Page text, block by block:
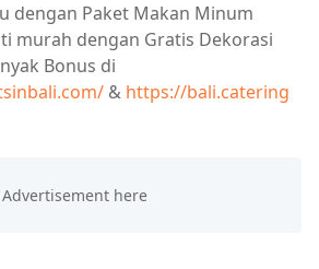
dengan Paket Makan Minum
murah dengan Gratis Dekorasi
Bonus di
& https://bali.catering